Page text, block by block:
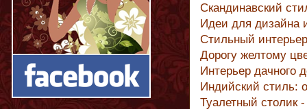
Скандинавский
Идеи для дизайна
Стильный
Дорогу желтому
Интерьер дачного
Индийский стиль:
Туалетный столик -